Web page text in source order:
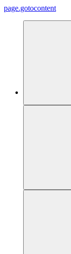
page.gotocontent